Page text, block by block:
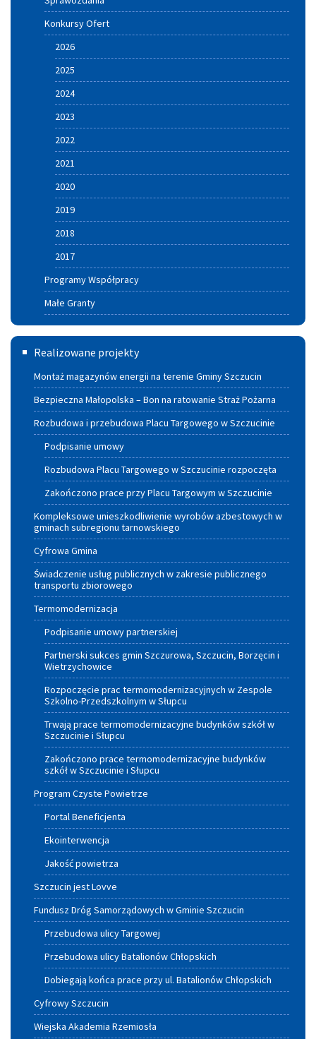
Gminy
Szczucin
Konkursy Ofert
2026
2025
2024
2023
2022
2021
2020
2019
2018
2017
Programy Współpracy
Małe Granty
Termomodernizacja
Realizowane projekty
Montaż magazynów energii na terenie Gminy Szczucin
Bezpieczna Małopolska – Bon na ratowanie Straż Pożarna
Rozbudowa i przebudowa Placu Targowego w Szczucinie
Podpisanie umowy
Rozbudowa Placu Targowego w Szczucinie rozpoczęta
Zakończono prace przy Placu Targowym w Szczucinie
Kompleksowe unieszkodliwienie wyrobów azbestowych w
gminach subregionu tarnowskiego
Cyfrowa Gmina
Świadczenie usług publicznych w zakresie publicznego
transportu zbiorowego
Termomodernizacja
Podpisanie umowy partnerskiej
Partnerski sukces gmin Szczurowa, Szczucin, Borzęcin i
Wietrzychowice
Rozpoczęcie prac termomodernizacyjnych w Zespole
Szkolno-Przedszkolnym w Słupcu
Trwają prace termomodernizacyjne budynków szkół w
Szczucinie i Słupcu
Zakończono prace termomodernizacyjne budynków
szkół w Szczucinie i Słupcu
Program Czyste Powietrze
Portal Beneficjenta
Ekointerwencja
Jakość powietrza
Szczucin jest Lovve
Fundusz Dróg Samorządowych w Gminie Szczucin
Przebudowa ulicy Targowej
Przebudowa ulicy Batalionów Chłopskich
Dobiegają końca prace przy ul. Batalionów Chłopskich
Cyfrowy Szczucin
Wiejska Akademia Rzemiosła